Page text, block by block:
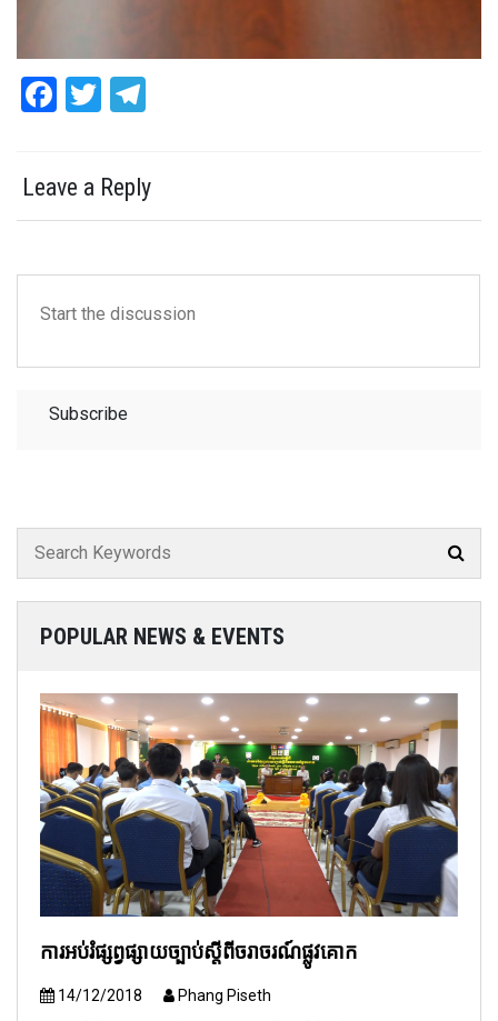
Facebook
Twitter
Leave a Reply
Subscribe
POPULAR NEWS & EVENTS
ការអប់រំផ្សព្វផ្សាយច្បាប់ស្តីពីចរាចរណ៍ផ្លូវគោក
14/12/2018 Phang Piseth